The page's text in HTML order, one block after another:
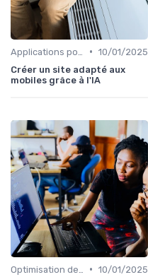
• 10/01/2025
Créer un site adapté aux
mobiles grâce à l'IA
• 10/01/2025